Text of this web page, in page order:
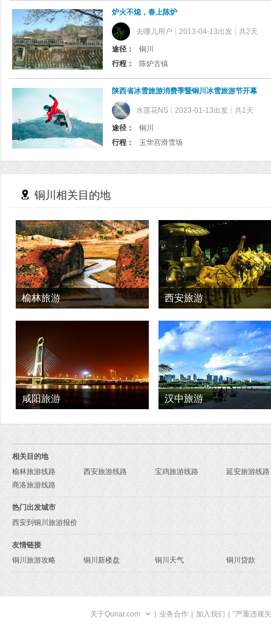
炉火不熄，春上陈炉
去哪儿用户 2013-04-13出发 共2天
途径：
铜川
行程：
陈炉古镇
陕西省冰雪旅游消费季暨铜川冰雪旅游节开幕
水莲花NS 2023-01-13出发 共1天
途径：
铜川
行程：
玉华宫滑雪场
铜川相关目的地
榆林旅游 西安旅游
咸阳旅游 汉中旅游
相关目的地
榆林旅游线路
西安旅游线路 宝鸡旅游线路
延安旅游线路
商洛旅游线路
热门出发城市
西安到铜川旅游报价
友情链接
铜川旅游攻略
铜川新楼盘 铜川天气 铜川贷款
关于Qunar.com 业务合作 加入我们 "严重违规